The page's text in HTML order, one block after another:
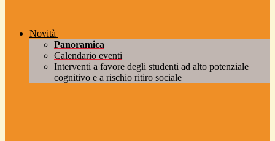
Novità
Panoramica
Calendario eventi
Interventi a favore degli studenti ad alto potenziale
cognitivo e a rischio ritiro sociale